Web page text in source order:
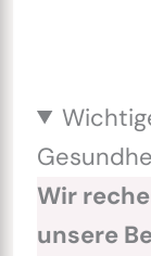
Wir
unsere